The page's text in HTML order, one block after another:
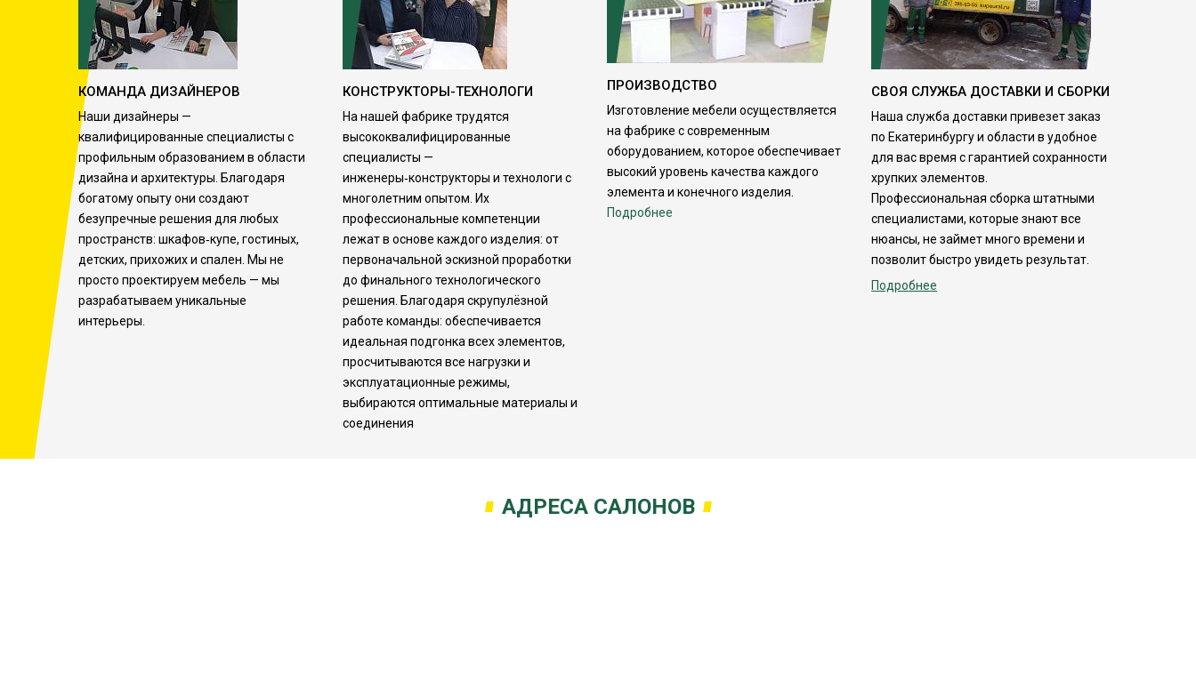
КОМАНДА ДИЗАЙНЕРОВ
Наши дизайнеры —
квалифицированные специалисты с
профильным образованием в области
дизайна и архитектуры. Благодаря
богатому опыту они создают
безупречные решения для любых
пространств: шкафов‑купе, гостиных,
детских, прихожих и спален. Мы не
просто проектируем мебель — мы
разрабатываем уникальные
интерьеры.
КОНСТРУКТОРЫ-ТЕХНОЛОГИ
На нашей фабрике трудятся
высококвалифицированные
специалисты —
инженеры‑конструкторы и технологи с
многолетним опытом. Их
профессиональные компетенции
лежат в основе каждого изделия: от
первоначальной эскизной проработки
до финального технологического
решения. Благодаря скрупулёзной
работе команды: обеспечивается
идеальная подгонка всех элементов,
просчитываются все нагрузки и
эксплуатационные режимы,
выбираются оптимальные материалы и
соединения
ПРОИЗВОДСТВО
Изготовление мебели осуществляется
на фабрике с современным
оборудованием, которое обеспечивает
высокий уровень качества каждого
элемента и конечного изделия.
Подробнее
СВОЯ СЛУЖБА ДОСТАВКИ И СБОРКИ
Наша служба доставки привезет заказ
по Екатеринбургу и области в удобное
для вас время с гарантией сохранности
хрупких элементов.
Профессиональная сборка штатными
специалистами, которые знают все
нюансы, не займет много времени и
позволит быстро увидеть результат.
Подробнее
АДРЕСА САЛОНОВ